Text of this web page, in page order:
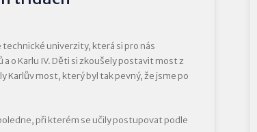
technické univerzity, která si pro nás
o Karlu IV. Děti si zkoušely postavit most z
Karlův most, který byl tak pevný, že jsme po
při kterém se učily postupovat podle